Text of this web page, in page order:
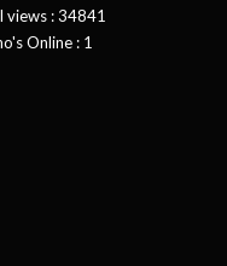
: 34841
Online : 1